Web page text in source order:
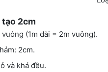
tạo 2cm
(1m dài = 2m vuông).
2cm.
và khá đều.